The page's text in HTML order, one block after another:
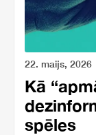
22. maijs, 2026
Kā
spēles